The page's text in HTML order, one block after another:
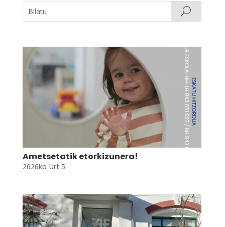
Ametsetatik etorkizunera!
2026ko Urt 5